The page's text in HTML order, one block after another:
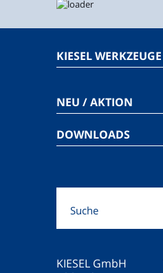
KIESEL WERKZEUGE
NEU / AKTION
DOWNLOADS
KIESEL GmbH